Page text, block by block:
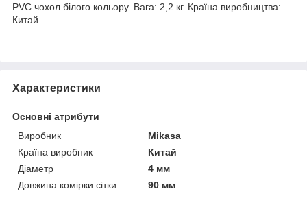
PVC чохол білого кольору. Вага: 2,2 кг. Країна виробництва:
Китай
Характеристики
Основні атрибути
Виробник
Mikasa
Країна виробник
Китай
Діаметр
4 мм
Довжина комірки сітки
90 мм